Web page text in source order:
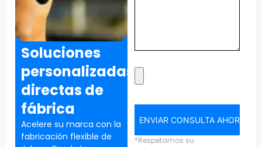
ENVIAR CONSULTA AHORA
*Respetamos su
Soluciones
personalizadas
directas de
fábrica
Acelere su marca con la
fabricación flexible de